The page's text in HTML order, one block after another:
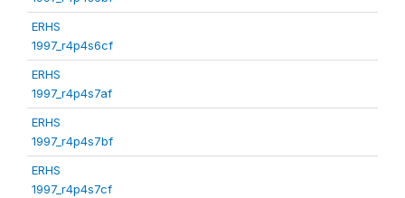
ERHS
1997_r4p4s6cf
ERHS
1997_r4p4s7af
ERHS
1997_r4p4s7bf
ERHS
1997_r4p4s7cf